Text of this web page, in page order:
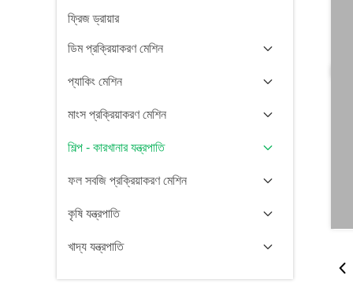
ফ্রিজ ড্রায়ার
ডিম প্রক্রিয়াকরণ মেশিন
প্যাকিং মেশিন
মাংস প্রক্রিয়াকরণ মেশিন
শিল্প - কারখানার যন্ত্রপাতি
ফল সবজি প্রক্রিয়াকরণ মেশিন
কৃষি যন্ত্রপাতি
খাদ্য যন্ত্রপাতি